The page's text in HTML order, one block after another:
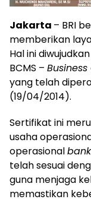
Jakarta – BRI
memberikan
Hal ini
BCMS –
yang telah
(19/04/2014).
Sertifikat ini
usaha
operasional
telah sesuai
guna menjaga
memastikan